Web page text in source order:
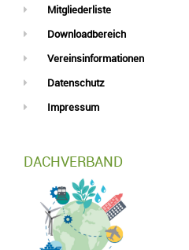
Mitgliederliste
Downloadbereich
Vereinsinformationen
Datenschutz
Impressum
DACHVERBAND